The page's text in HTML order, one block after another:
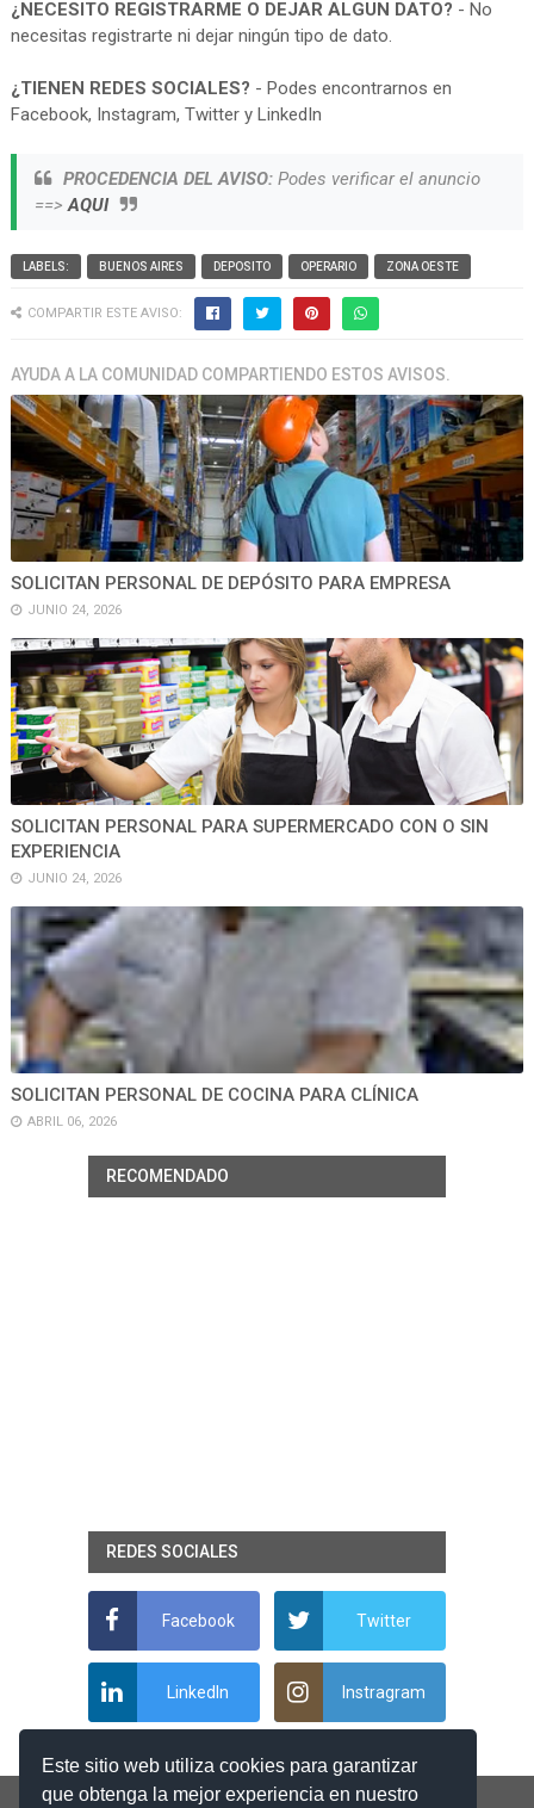
Este sitio web utiliza cookies para garantizar
que obtenga la mejor experiencia en nuestro
¿NECESITO REGISTRARME O DEJAR ALGUN DATO? - No
necesitas registrarte ni dejar ningún tipo de dato.
¿TIENEN REDES SOCIALES? - Podes encontrarnos en
Facebook, Instagram, Twitter y LinkedIn
PROCEDENCIA DEL AVISO:Podes verificar el anuncio
==>AQUI
LABELS: BUENOS AIRES DEPOSITO OPERARIO ZONA OESTE
COMPARTIR ESTE AVISO:
AYUDA A LA COMUNIDAD COMPARTIENDO ESTOS AVISOS.
SOLICITAN PERSONAL DE DEPÓSITO PARA EMPRESA
JUNIO 24, 2026
SOLICITAN PERSONAL PARA SUPERMERCADO CON O SIN
EXPERIENCIA
JUNIO 24, 2026
SOLICITAN PERSONAL DE COCINA PARA CLÍNICA
ABRIL 06, 2026
RECOMENDADO
REDES SOCIALES
Facebook Twitter
LinkedIn Instragram